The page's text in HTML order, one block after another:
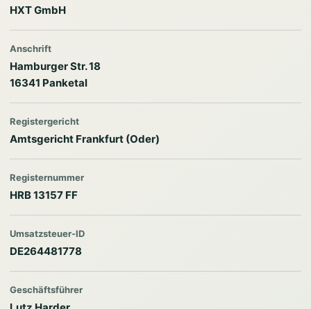
HXT GmbH
Anschrift
Hamburger Str. 18
16341 Panketal
Registergericht
Amtsgericht Frankfurt (Oder)
Registernummer
HRB 13157 FF
Umsatzsteuer-ID
DE264481778
Geschäftsführer